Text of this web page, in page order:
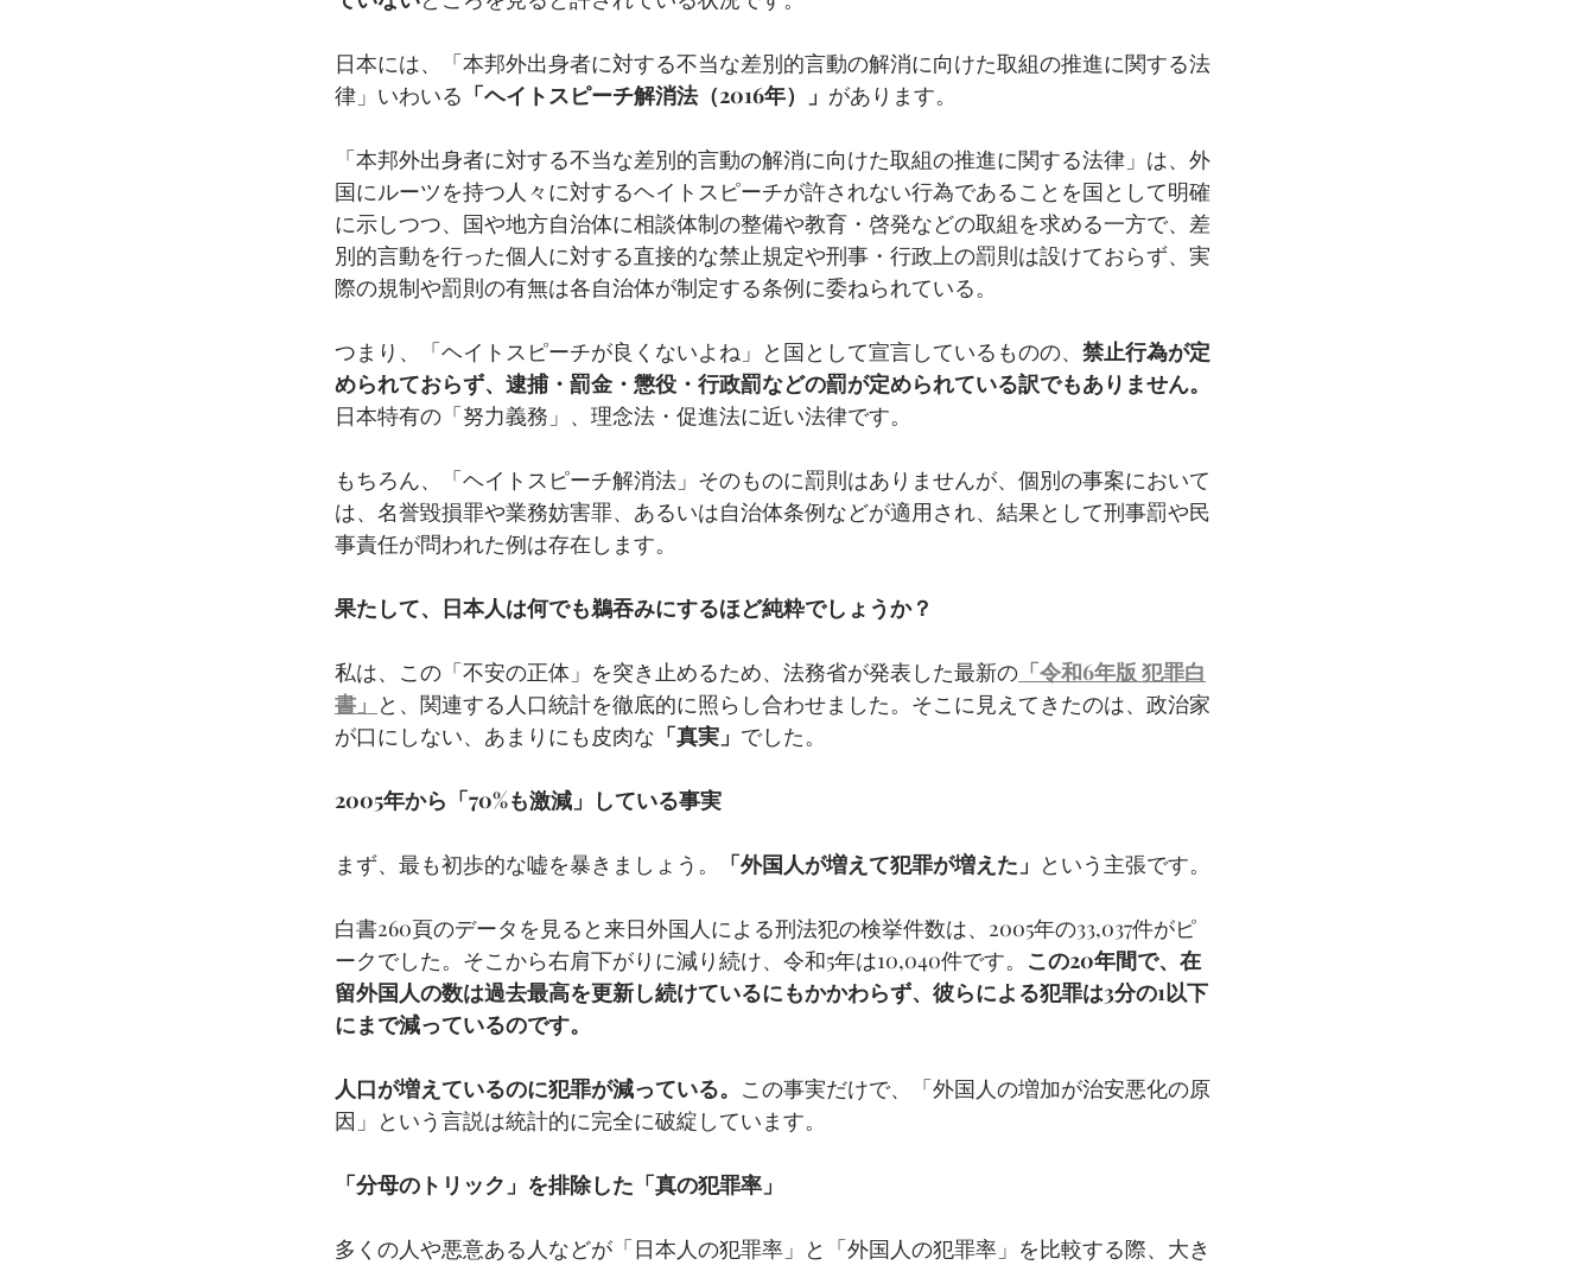
日本には、「本邦外出身者に対する不当な差別的言動の解消に向けた取組の推進に関する法
律」いわいる 「ヘイトスピーチ解消法（2016年）」 があります。
「本邦外出身者に対する不当な差別的言動の解消に向けた取組の推進に関する法律」は、外
国にルーツを持つ人々に対するヘイトスピーチが許されない行為であることを国として明確
に示しつつ、国や地方自治体に相談体制の整備や教育・啓発などの取組を求める一方で、差
別的言動を行った個人に対する直接的な禁止規定や刑事・行政上の罰則は設けておらず、実
際の規制や罰則の有無は各自治体が制定する条例に委ねられている。
つまり、「ヘイトスピーチが良くないよね」と国として宣言しているものの、 禁止行為が定
められておらず、逮捕・罰金・懲役・行政罰などの罰が定められている訳でもありません。
日本特有の「努力義務」、理念法・促進法に近い法律です。
もちろん、「ヘイトスピーチ解消法」そのものに罰則はありませんが、個別の事案において
は、名誉毀損罪や業務妨害罪、あるいは自治体条例などが適用され、結果として刑事罰や民
事責任が問われた例は存在します。
果たして、日本人は何でも鵜吞みにするほど純粋でしょうか？
私は、この「不安の正体」を突き止めるため、法務省が発表した最新の 「令和6年版 犯罪白
書」 と、関連する人口統計を徹底的に照らし合わせました。そこに見えてきたのは、政治家
が口にしない、あまりにも皮肉な 「真実」 でした。
2005年から「70%も激減」している事実
まず、最も初歩的な嘘を暴きましょう。 「外国人が増えて犯罪が増えた」 という主張です。
白書260頁のデータを見ると来日外国人による刑法犯の検挙件数は、2005年の33,037件がピ
ークでした。そこから右肩下がりに減り続け、令和5年は10,040件です。 この20年間で、在
留外国人の数は過去最高を更新し続けているにもかかわらず、彼らによる犯罪は3分の1以下
にまで減っているのです。
人口が増えているのに犯罪が減っている。 この事実だけで、「外国人の増加が治安悪化の原
因」という言説は統計的に完全に破綻しています。
「分母のトリック」を排除した「真の犯罪率」
多くの人や悪意ある人などが「日本人の犯罪率」と「外国人の犯罪率」を比較する際、大き